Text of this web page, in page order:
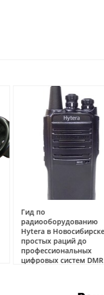
Гид по
радиооборудованию
Hytera в Новосибирске: от
простых раций до
профессиональных
цифровых систем DMR